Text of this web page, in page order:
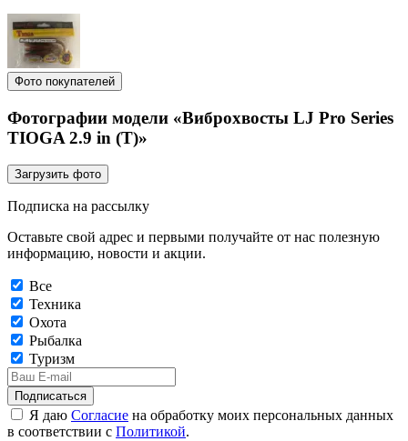
Фото покупателей
Фотографии модели «Виброхвосты LJ Pro Series
TIOGA 2.9 in (T)»
Загрузить фото
Подписка на рассылку
Оставьте свой адрес и первыми получайте от нас полезную
информацию, новости и акции.
Все
Техника
Охота
Рыбалка
Туризм
Подписаться
Я даю Согласие на обработку моих персональных данных
в соответствии с Политикой.